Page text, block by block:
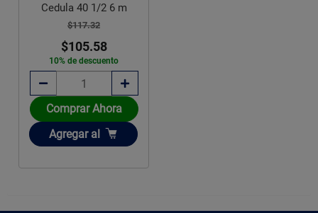
Cedula 40 1/2 6 m
$117.32
$105.58
10% de descuento
Comprar Ahora
Añadir
Agregar al